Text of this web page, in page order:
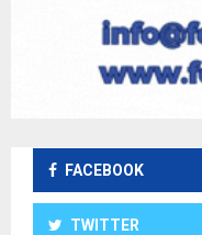
FACEBOOK
TWITTER